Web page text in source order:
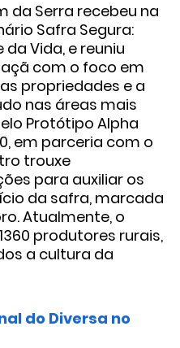
da Serra recebeu na
Safra Segura:
Vida, e reuniu
com o foco em
propriedades e a
nas áreas mais
Protótipo Alpha
em parceria com o
trouxe
para auxiliar os
da safra, marcada
Atualmente, o
produtores rurais,
a cultura da
do Diversa no